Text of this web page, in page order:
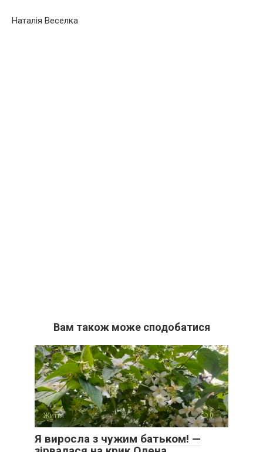
Наталія Веселка
Вам також може сподобатися
Життя 0
Я виросла з чужим батьком! —